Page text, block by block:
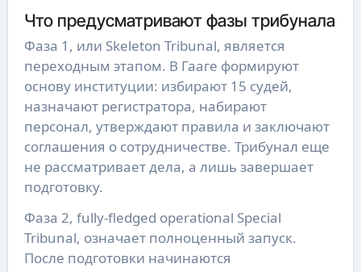
Что предусматривают фазы трибунала
Фаза 1, или Skeleton Tribunal, является
переходным этапом. В Гааге формируют
основу институции: избирают 15 судей,
назначают регистратора, набирают
персонал, утверждают правила и заключают
соглашения о сотрудничестве. Трибунал еще
не рассматривает дела, а лишь завершает
подготовку.
Фаза 2, fully-fledged operational Special
Tribunal, означает полноценный запуск.
После подготовки начинаются